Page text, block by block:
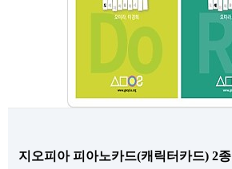
지오피아 피아노카드(캐릭터카드) 2종